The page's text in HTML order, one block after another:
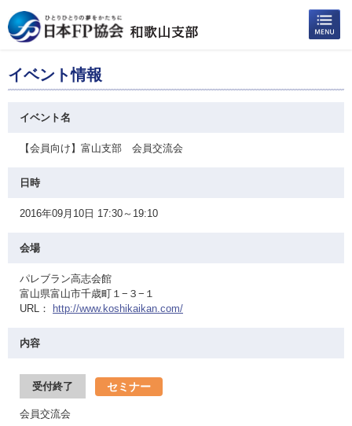
イベント情報
イベント名
【会員向け】富山支部 会員交流会
日時
2016年09月10日 17:30～19:10
会場
パレブラン高志会館
富山県富山市千歳町１−３−１
URL：
http://www.koshikaikan.com/
内容
受付終了 セミナー
会員交流会